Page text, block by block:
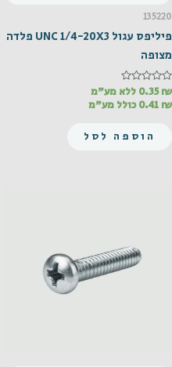
135220
פיליפס עגול UNC 1/4-20X3 פלדה
מצופה
דורג
מתוך
0.35₪
ללא מע"מ
0.41 ₪ כולל מע"מ
הוספה לסל